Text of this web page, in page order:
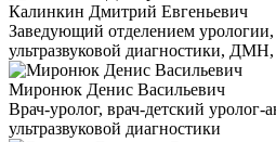
Калинкин Дмитрий Евгеньевич
Заведующий отделением урологии,
ультразвуковой диагностики,
Миронюк Денис Васильевич
Врач-уролог, врач-детский уролог-
ультразвуковой диагностики